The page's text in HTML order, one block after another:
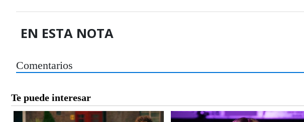
EN ESTA NOTA
Comentarios